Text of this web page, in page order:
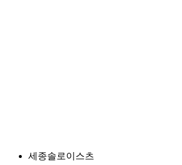
세종솔로이스츠